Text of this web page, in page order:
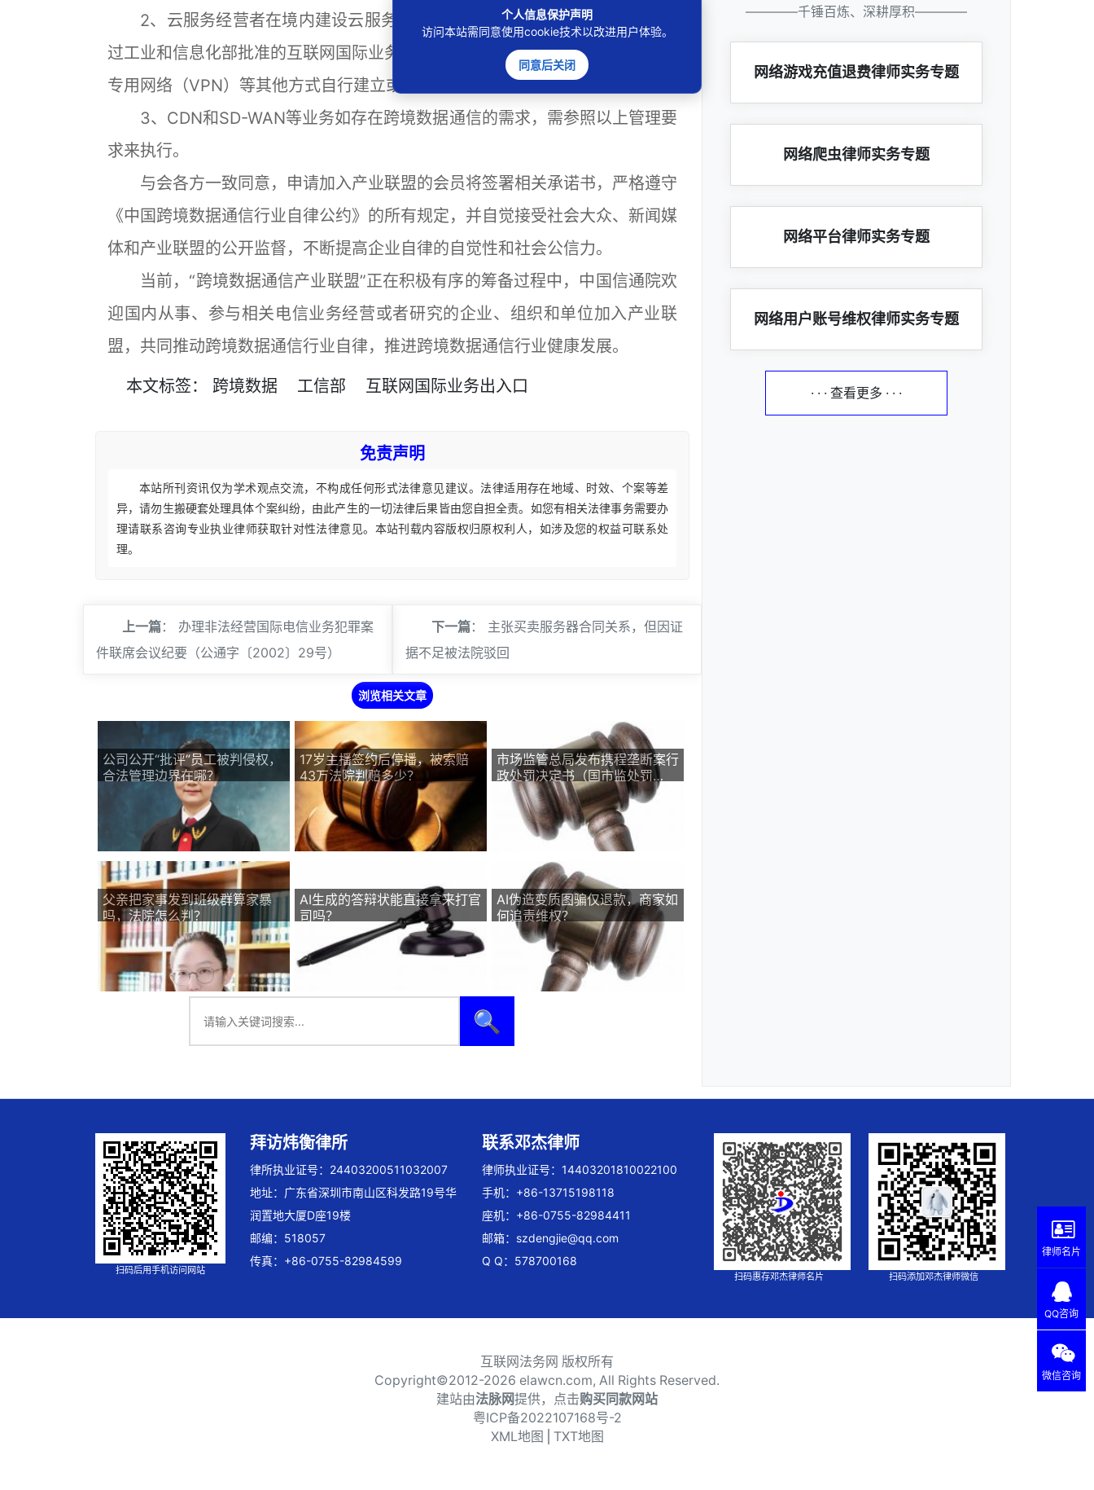
2、云服务经营者在境内建设云服务平台，相关服务器与境外联网时，应通
过工业和信息化部批准的互联网国际业务出入口进行连接，不得通过专线、虚拟
专用网络（VPN）等其他方式自行建立或使用其他信道进行国际联网。
3、CDN和SD-WAN等业务如存在跨境数据通信的需求，需参照以上管理要
求来执行。
与会各方一致同意，申请加入产业联盟的会员将签署相关承诺书，严格遵守
《中国跨境数据通信行业自律公约》的所有规定，并自觉接受社会大众、新闻媒
体和产业联盟的公开监督，不断提高企业自律的自觉性和社会公信力。
当前，“跨境数据通信产业联盟”正在积极有序的筹备过程中，中国信通院欢
迎国内从事、参与相关电信业务经营或者研究的企业、组织和单位加入产业联
盟，共同推动跨境数据通信行业自律，推进跨境数据通信行业健康发展。
本文标签： 跨境数据 工信部 互联网国际业务出入口
免责声明
本站所刊资讯仅为学术观点交流，不构成任何形式法律意见建议。法律适用存在地域、时效、个案等差
异，请勿生搬硬套处理具体个案纠纷，由此产生的一切法律后果皆由您自担全责。如您有相关法律事务需要办
理请联系咨询专业执业律师获取针对性法律意见。本站刊载内容版权归原权利人，如涉及您的权益可联系处
理。
上一篇： 办理非法经营国际电信业务犯罪案
件联席会议纪要（公通字〔2002〕29号）
下一篇： 主张买卖服务器合同关系，但因证
据不足被法院驳回
浏览相关文章
公司公开“批评”员工被判侵权，
合法管理边界在哪？
17岁主播签约后停播，被索赔
43万法院判赔多少？
市场监管总局发布携程垄断案行
政处罚决定书（国市监处罚
〔2026〕29号）
父亲把家事发到班级群算家暴
吗，法院怎么判？
AI生成的答辩状能直接拿来打官
司吗？
AI伪造变质图骗仅退款，商家如
何追责维权？
🔍
————千锤百炼、深耕厚积————
网络游戏充值退费律师实务专题
网络爬虫律师实务专题
网络平台律师实务专题
网络用户账号维权律师实务专题
· · · 查看更多 · · ·
扫码后用手机访问网站
拜访炜衡律所
律所执业证号：24403200511032007
地址：广东省深圳市南山区科发路19号华
润置地大厦D座19楼
邮编：518057
传真：+86-0755-82984599
联系邓杰律师
律师执业证号：14403201810022100
手机：+86-13715198118
座机：+86-0755-82984411
邮箱： szdengjie@qq.com
Q Q：578700168
扫码惠存邓杰律师名片 扫码添加邓杰律师微信
互联网法务网 版权所有
Copyright©2012-2026 elawcn.com, All Rights Reserved.
建站由法脉网提供，点击购买同款网站
粤ICP备2022107168号-2
个人信息保护声明
访问本站需同意使用cookie技术以改进用户体验。
同意后关闭
XML地图 TXT地图
律师名片
QQ咨询
微信咨询